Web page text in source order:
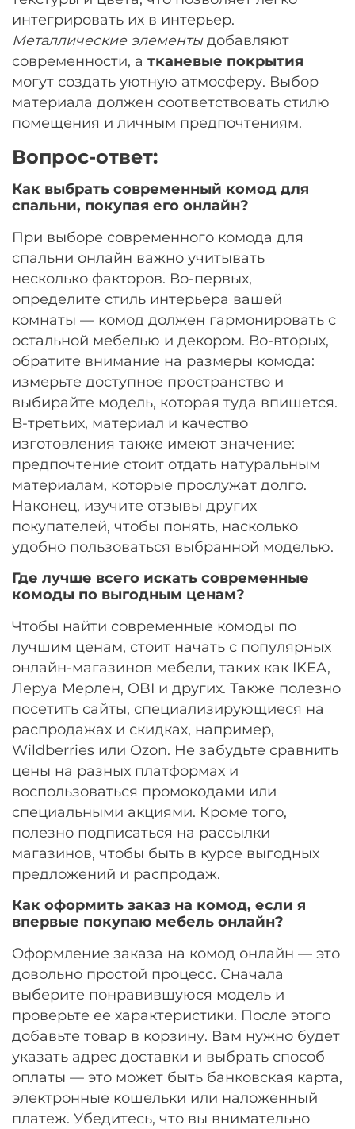
интегрировать их в интерьер.
Металлические элементыдобавляют
современности, а тканевые покрытия
могут создать уютную атмосферу. Выбор
материала должен соответствовать стилю
помещения и личным предпочтениям.
Вопрос-ответ:
Как выбрать современный комод для
спальни, покупая его онлайн?
При выборе современного комода для
спальни онлайн важно учитывать
несколько факторов. Во-первых,
определите стиль интерьера вашей
комнаты — комод должен гармонировать с
остальной мебелью и декором. Во-вторых,
обратите внимание на размеры комода:
измерьте доступное пространство и
выбирайте модель, которая туда впишется.
В-третьих, материал и качество
изготовления также имеют значение:
предпочтение стоит отдать натуральным
материалам, которые прослужат долго.
Наконец, изучите отзывы других
покупателей, чтобы понять, насколько
удобно пользоваться выбранной моделью.
Где лучше всего искать современные
комоды по выгодным ценам?
Чтобы найти современные комоды по
лучшим ценам, стоит начать с популярных
онлайн-магазинов мебели, таких как IKEA,
Леруа Мерлен, OBI и других. Также полезно
посетить сайты, специализирующиеся на
распродажах и скидках, например,
Wildberries или Ozon. Не забудьте сравнить
цены на разных платформах и
воспользоваться промокодами или
специальными акциями. Кроме того,
полезно подписаться на рассылки
магазинов, чтобы быть в курсе выгодных
предложений и распродаж.
Как оформить заказ на комод, если я
впервые покупаю мебель онлайн?
Оформление заказа на комод онлайн — это
довольно простой процесс. Сначала
выберите понравившуюся модель и
проверьте ее характеристики. После этого
добавьте товар в корзину. Вам нужно будет
указать адрес доставки и выбрать способ
оплаты — это может быть банковская карта,
электронные кошельки или наложенный
платеж. Убедитесь, что вы внимательно